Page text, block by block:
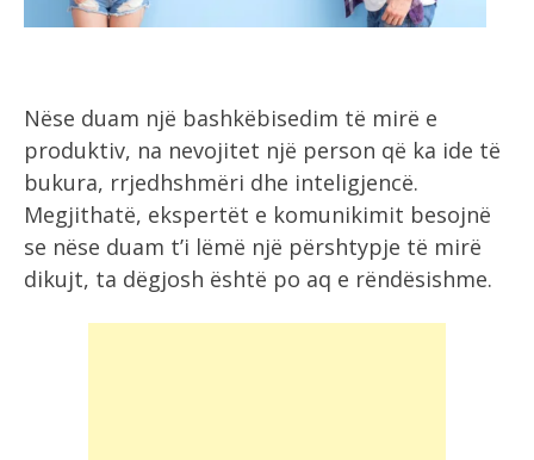
Nëse duam një bashkëbisedim të mirë e
produktiv, na nevojitet një person që ka ide të
bukura, rrjedhshmëri dhe inteligjencë.
Megjithatë, ekspertët e komunikimit besojnë
se nëse duam t’i lëmë një përshtypje të mirë
dikujt, ta dëgjosh është po aq e rëndësishme.